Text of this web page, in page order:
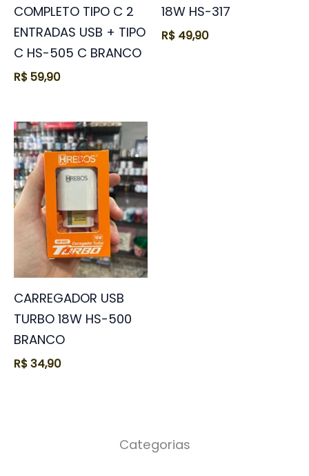
COMPLETO TIPO C 2
ENTRADAS USB + TIPO
C HS-505 C BRANCO
R$59,90
18W HS-317
R$ 49,90
CARREGADOR USB
TURBO 18W HS-500
BRANCO
R$34,90
Categorias